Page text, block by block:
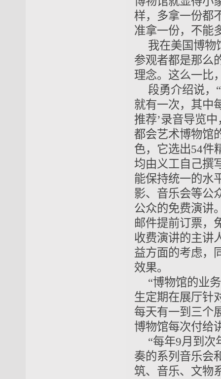
样，多拿一份都
准拿一份，不能
我在美国博物
参观者都是那么
理念。这么一比
段勇介绍说，
就有一次，其中
推荐’录音导览
都会艺术博物馆
色，它选出54件
均由义工自己撰
能保持统一的水
影、音乐会等公
公众的免费演讲
邮件提前订票，
收费演讲的主讲
益方面的考虑，
效果。
“博物馆的业
生定期在展厅针
每天有一到三个
博物馆每次付给
“每年9月到次
奏的系列音乐会
筑、音乐、文物